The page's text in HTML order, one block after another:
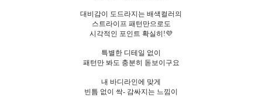
대비감이 도드라지는 배색컬러의
스트라이프 패턴만으로도
시각적인 포인트 확실히!💜
특별한 디테일 없이
패턴만 봐도 충분히 돋보이구요
내 바디라인에 맞게
빈틈 없이 싹- 감싸지는 느낌이